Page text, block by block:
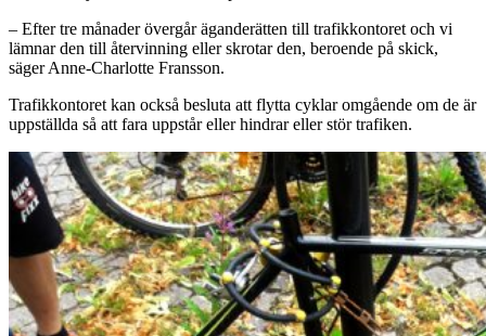
– Efter tre månader övergår äganderätten till trafikkontoret och vi
lämnar den till återvinning eller skrotar den, beroende på skick,
säger Anne-Charlotte Fransson.
Trafikkontoret kan också besluta att flytta cyklar omgående om de är
uppställda så att fara uppstår eller hindrar eller stör trafiken.